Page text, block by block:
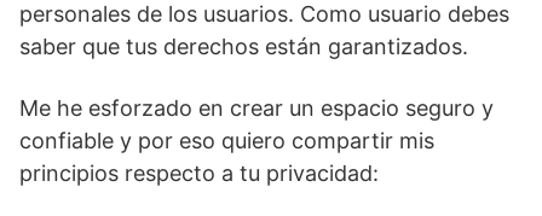
personales de los usuarios. Como usuario debes
saber que tus derechos están garantizados.
Me he esforzado en crear un espacio seguro y
confiable y por eso quiero compartir mis
principios respecto a tu privacidad: